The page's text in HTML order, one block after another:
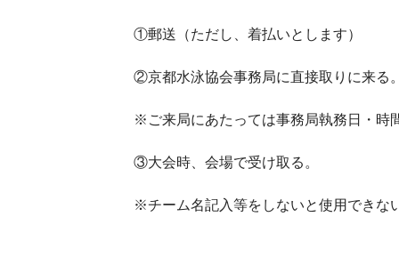
①郵送（ただし、着払いとします）
②京都水泳協会事務局に直接取りに来る
※ご来局にあたっては事務局執務日・時
③大会時、会場で受け取る。
※チーム名記入等をしないと使用できな